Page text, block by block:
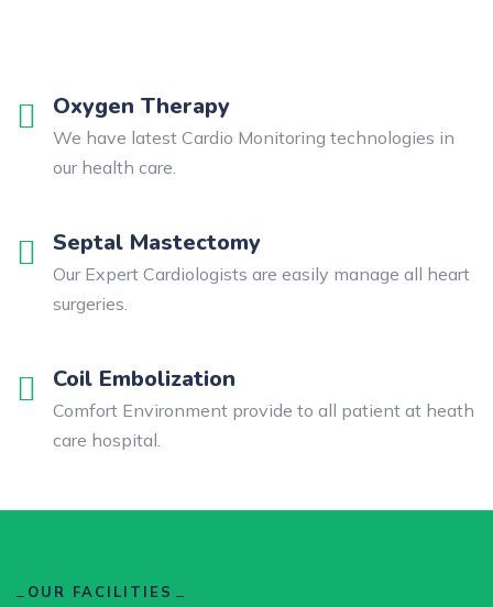
Oxygen Therapy
We have latest Cardio Monitoring technologies in
our health care.
Septal Mastectomy
Our Expert Cardiologists are easily manage all heart
surgeries.
Coil Embolization
Comfort Environment provide to all patient at heath
care hospital.
OUR FACILITIES